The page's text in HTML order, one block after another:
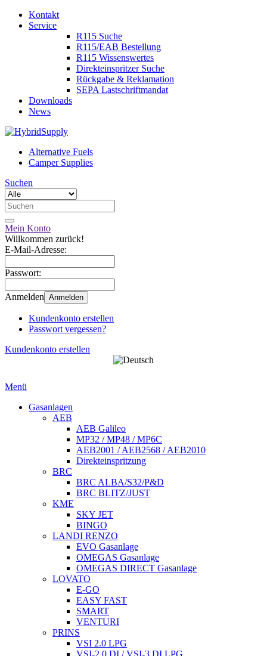
Kontakt
Service
R115 Suche
R115/EAB Bestellung
R115 Wissenswertes
Direkteinspritzer Suche
Rückgabe & Reklamation
SEPA Lastschriftmandat
Downloads
News
Alternative Fuels
Camper Supplies
Suchen
Mein Konto
Willkommen zurück!
E-Mail-Adresse:
Passwort:
Anmelden Anmelden
Kundenkonto erstellen
Passwort vergessen?
Kundenkonto erstellen
Menü
Gasanlagen
AEB
AEB Galileo
MP32 / MP48 / MP6C
AEB2001 / AEB2568 / AEB2010
Direkteinspritzung
BRC
BRC ALBA/S32/P&D
BRC BLITZ/JUST
KME
SKY JET
BINGO
LANDI RENZO
EVO Gasanlage
OMEGAS Gasanlage
OMEGAS DIRECT Gasanlage
LOVATO
E-GO
EASY FAST
SMART
VENTURI
PRINS
VSI 2.0 LPG
VSI-2.0 DI / VSI-3 DI LPG